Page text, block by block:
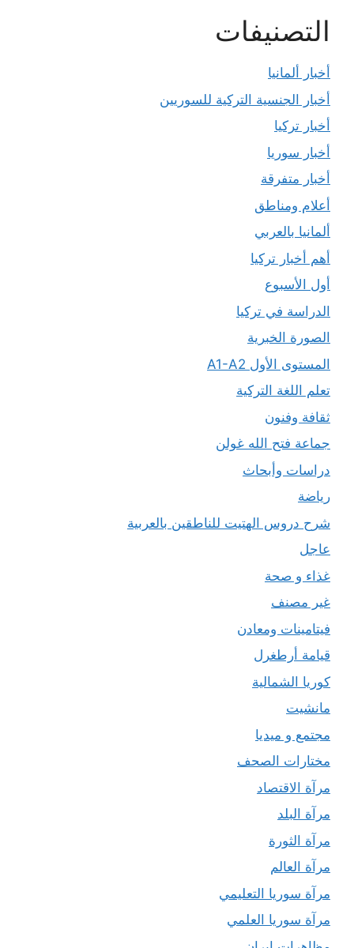
التصنيفات
أخبار ألمانيا
أخبار الجنسية التركية للسوريين
أخبار تركيا
أخبار سوريا
أخبار متفرقة
أعلام ومناطق
ألمانيا بالعربي
أهم أخبار تركيا
أول الأسبوع
الدراسة في تركيا
الصورة الخبرية
المستوى الأول A1-A2
تعلم اللغة التركية
ثقافة وفنون
جماعة فتح الله غولن
دراسات وأبحاث
رياضة
شرح دروس الهتيت للناطقين بالعربية
عاجل
غذاء و صحة
غير مصنف
فيتامينات ومعادن
قيامة أرطغرل
كوريا الشمالية
مانشيت
مجتمع و ميديا
مختارات الصحف
مرآة الاقتصاد
مرآة البلد
مرآة الثورة
مرآة العالم
مرآة سوريا التعليمي
مرآة سوريا العلمي